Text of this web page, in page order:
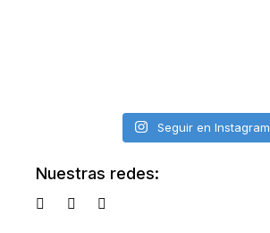
Seguir en Instagram
Nuestras redes: